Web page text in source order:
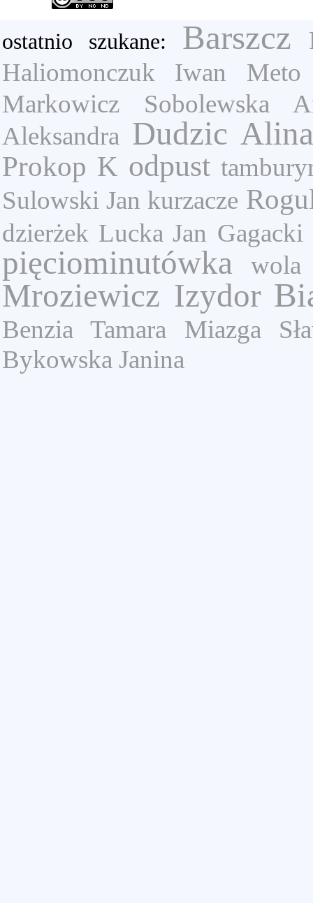
ostatnio szukane: Barszcz
Haliomonczuk Iwan
Meto
Markowicz
Sobolewska
Aleksandra Dudzic Alina
Prokop K odpust
Sulowski Jan kurzacze
dzierżek Lucka Jan Gagacki
pięciominutówka wola
Mroziewicz Izydor
Benzia Tamara
Miazga
Bykowska Janina